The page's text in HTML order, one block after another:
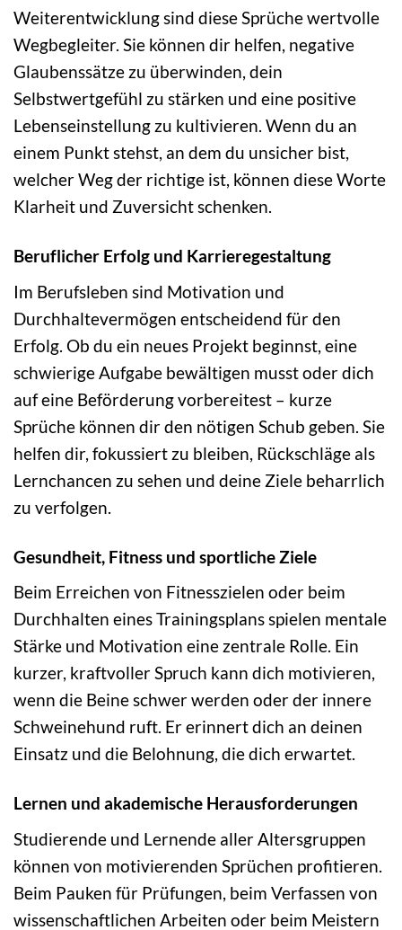
Weiterentwicklung sind diese Sprüche wertvolle
Wegbegleiter. Sie können dir helfen, negative
Glaubenssätze zu überwinden, dein
Selbstwertgefühl zu stärken und eine positive
Lebenseinstellung zu kultivieren. Wenn du an
einem Punkt stehst, an dem du unsicher bist,
welcher Weg der richtige ist, können diese Worte
Klarheit und Zuversicht schenken.
Beruflicher Erfolg und Karrieregestaltung
Im Berufsleben sind Motivation und
Durchhaltevermögen entscheidend für den
Erfolg. Ob du ein neues Projekt beginnst, eine
schwierige Aufgabe bewältigen musst oder dich
auf eine Beförderung vorbereitest – kurze
Sprüche können dir den nötigen Schub geben. Sie
helfen dir, fokussiert zu bleiben, Rückschläge als
Lernchancen zu sehen und deine Ziele beharrlich
zu verfolgen.
Gesundheit, Fitness und sportliche Ziele
Beim Erreichen von Fitnesszielen oder beim
Durchhalten eines Trainingsplans spielen mentale
Stärke und Motivation eine zentrale Rolle. Ein
kurzer, kraftvoller Spruch kann dich motivieren,
wenn die Beine schwer werden oder der innere
Schweinehund ruft. Er erinnert dich an deinen
Einsatz und die Belohnung, die dich erwartet.
Lernen und akademische Herausforderungen
Studierende und Lernende aller Altersgruppen
können von motivierenden Sprüchen profitieren.
Beim Pauken für Prüfungen, beim Verfassen von
wissenschaftlichen Arbeiten oder beim Meistern